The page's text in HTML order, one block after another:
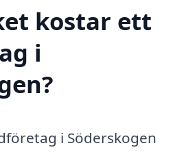
kostar ett
i
i Söderskogen